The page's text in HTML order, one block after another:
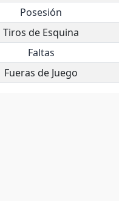
Posesión
Tiros de Esquina
Faltas
Fueras de Juego